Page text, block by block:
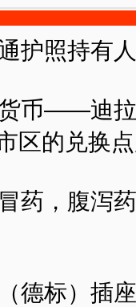
护照持有
币——迪拉
区的兑换
药，腹泻
德标）插